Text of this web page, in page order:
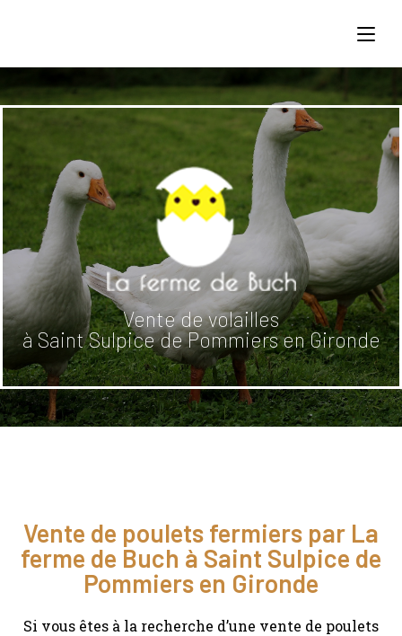
Vente de volailles
à Saint Sulpice de Pommiers en Gironde
Vente de poulets fermiers par La
ferme de Buch à Saint Sulpice de
Pommiers en Gironde
Si vous êtes à la recherche d’une vente de poulets